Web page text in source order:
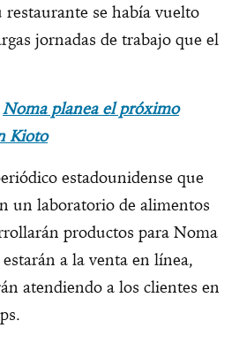
se había vuelto
jornadas de trabajo que el
Noma planea el próximo
Kioto
estadounidense que
un laboratorio de alimentos
productos para Noma
a la venta en línea,
atendiendo a los clientes en